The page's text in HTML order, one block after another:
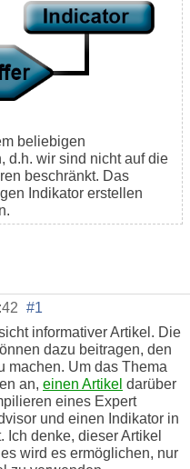
beliebigen
d.h. wir sind nicht auf die
beschränkt. Das
Indikator erstellen
#1
informativer Artikel. Die
dazu beitragen, den
machen. Um das Thema
an, einen Artikel darüber
eines Expert
und einen Indikator in
denke, dieser Artikel
wird es ermöglichen, nur